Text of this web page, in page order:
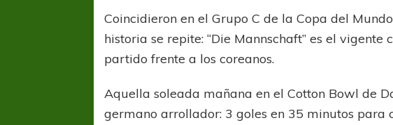
Coincidieron en el Grupo C de la Copa del
historia se repite: “Die Mannschaft” es el
partido frente a los coreanos.
Aquella soleada mañana en el Cotton Bowl de
germano arrollador: 3 goles en 35 minutos para